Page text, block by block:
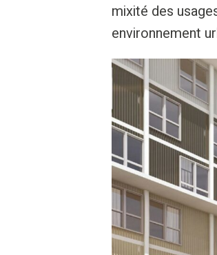
mixité des
environnement